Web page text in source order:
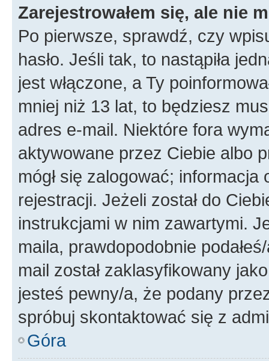
Zarejestrowałem się, ale nie
Po pierwsze, sprawdź, czy
hasło. Jeśli tak, to nastąpiła
jest włączone, a Ty
mniej niż 13 lat, to będziesz
adres e-mail. Niektóre fora
aktywowane przez Ciebie albo
mógł się zalogować;
rejestracji. Jeżeli został do
instrukcjami w nim zawartymi.
maila, prawdopodobnie
mail został zaklasyfikowany
jesteś pewny/a, że podany
spróbuj skontaktować się z
Góra